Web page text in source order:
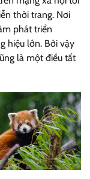
thời trang. Nơi
phát triển
hiệu lớn. Bởi vậy
là một điều tất